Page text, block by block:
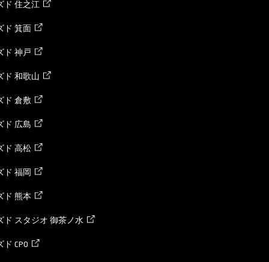
ド 住之江
ド 箕面
ド 神戸
ド 和歌山
ド 倉敷
ド 広島
ド 高松
ド 福岡
ド 熊本
ド スタジオ 御茶ノ水
CPO